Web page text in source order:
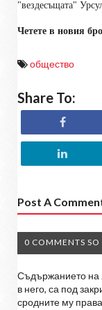
"вездесъщата"
Четете в новия
общество
Share To:
Post A
0 COMMENTS SO
Съдържанието на
в него, са под
сродните му